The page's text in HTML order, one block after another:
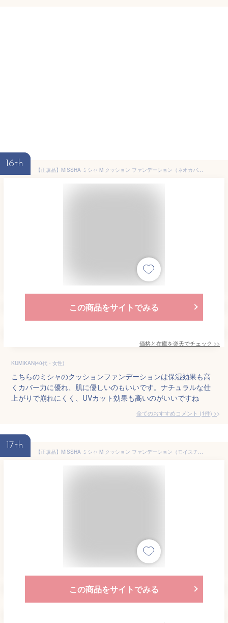
16th
【正規品】MISSHA ミシャ M クッション ファンデーション（ネオカバー）レフィルのみ 15g SPF50 PA+++ 保湿 カバー 肌に優しい 敏感肌 肌悩み 韓国コスメ 大人クッションファンデ プロ級 密着 長時間カバー 本体 化粧品 メール便 送料無料 代引き不可
この商品をサイトでみる
価格と在庫を楽天でチェック >>
KUMIKAN(40代・女性)
こちらのミシャのクッションファンデーションは保湿効果も高
くカバー力に優れ、肌に優しいのもいいです。ナチュラルな仕
上がりで崩れにくく、UVカット効果も高いのがいいですね
全てのおすすめコメント (1件) >
17th
【正規品】MISSHA ミシャ M クッション ファンデーション（モイスチャー）レフィルのみ 15g SPF50 PA+++ 保湿 カバー 肌に優しい 敏感肌 ハリ シミ シワ 肌悩み 韓国コスメ クッションファンデ モイスチャー 本体 化粧品 メール便 送料無料 代引き不可
この商品をサイトでみる